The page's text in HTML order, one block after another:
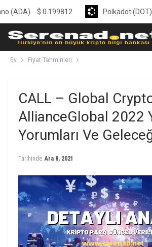
Ev Fiyat Tahminleri
CALL – Global
AllianceGlobal 2022
Yorumları Ve
Tarihinde Ara 8, 2021
$ 0.199812 Polkadot (DOT) $